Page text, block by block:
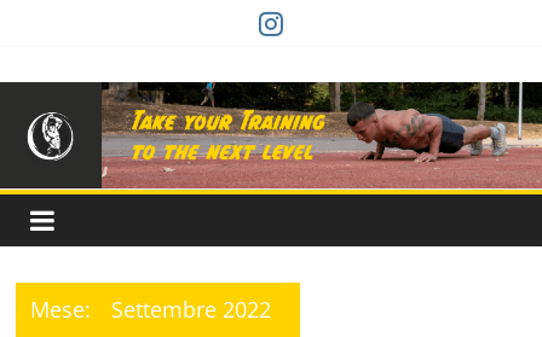
Calisthenics
Fitness
Mese: Settembre 2022